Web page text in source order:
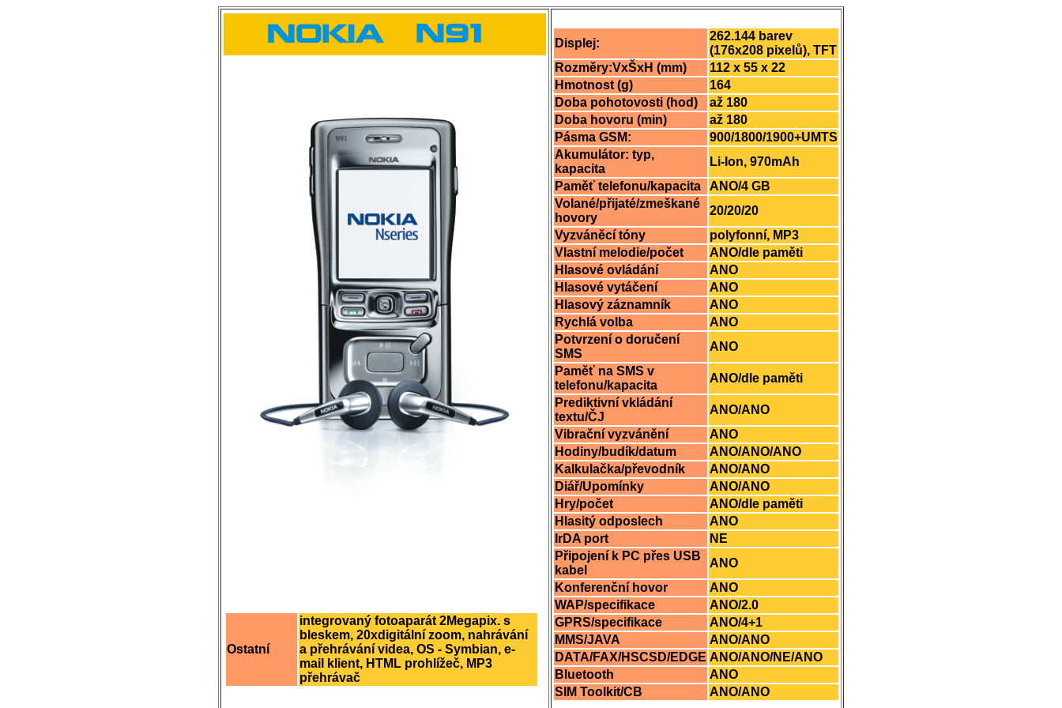
Ostatní
integrovaný fotoaparát 2Megapix. s
bleskem, 20xdigitální zoom, nahrávání
a přehrávání videa, OS - Symbian, e-
mail klient, HTML prohlížeč, MP3
přehrávač
Displej:
262.144 barev
(176x208 pixelů), TFT
Rozměry:VxŠxH (mm)
112 x 55 x 22
Hmotnost (g)
164
Doba pohotovosti (hod)
až 180
Doba hovoru (min)
až 180
Pásma GSM:
900/1800/1900+UMTS
Akumulátor: typ,
kapacita
Li-Ion, 970mAh
Paměť telefonu/kapacita
ANO/4 GB
Volané/přijaté/zmeškané
hovory
20/20/20
Vyzváněcí tóny
polyfonní, MP3
Vlastní melodie/počet
ANO/dle paměti
Hlasové ovládání
ANO
Hlasové vytáčení
ANO
Hlasový záznamník
ANO
Rychlá volba
ANO
Potvrzení o doručení
SMS
ANO
Paměť na SMS v
telefonu/kapacita
ANO/dle paměti
Prediktivní vkládání
textu/ČJ
ANO/ANO
Vibrační vyzvánění
ANO
Hodiny/budík/datum
ANO/ANO/ANO
Kalkulačka/převodník
ANO/ANO
Diář/Upomínky
ANO/ANO
Hry/počet
ANO/dle paměti
Hlasitý odposlech
ANO
IrDA port
NE
Připojení k PC přes USB
kabel
ANO
Konferenční hovor
ANO
WAP/specifikace
ANO/2.0
GPRS/specifikace
ANO/4+1
MMS/JAVA
ANO/ANO
DATA/FAX/HSCSD/EDGE ANO/ANO/NE/ANO
Bluetooth
ANO
SIM Toolkit/CB
ANO/ANO